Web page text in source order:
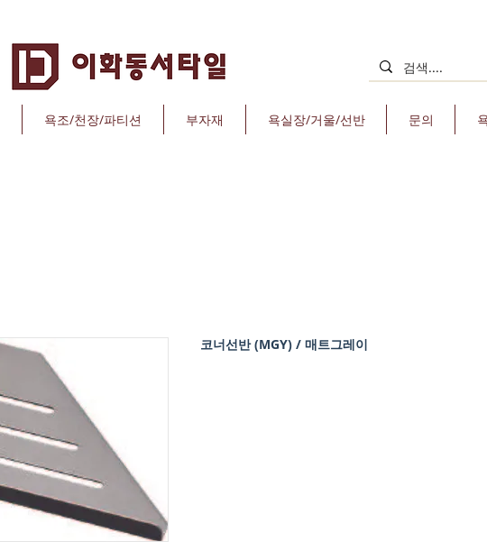
욕조/천장/파티션 부자재 욕실장/거울/선반 문의
코너선반 (MGY) / 매트그레이